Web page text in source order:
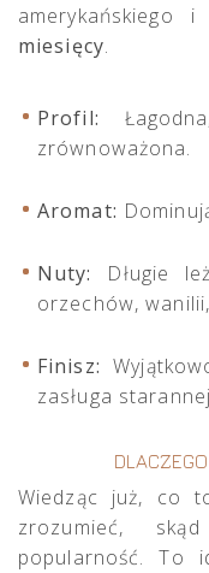
amerykańskiego
miesięcy.
Profil:
zrównoważona.
Aromat:
Nuty:
Długie
orzechów,
Finisz:
zasługa
Wiedząc już, co
zrozumieć,
popularność. To